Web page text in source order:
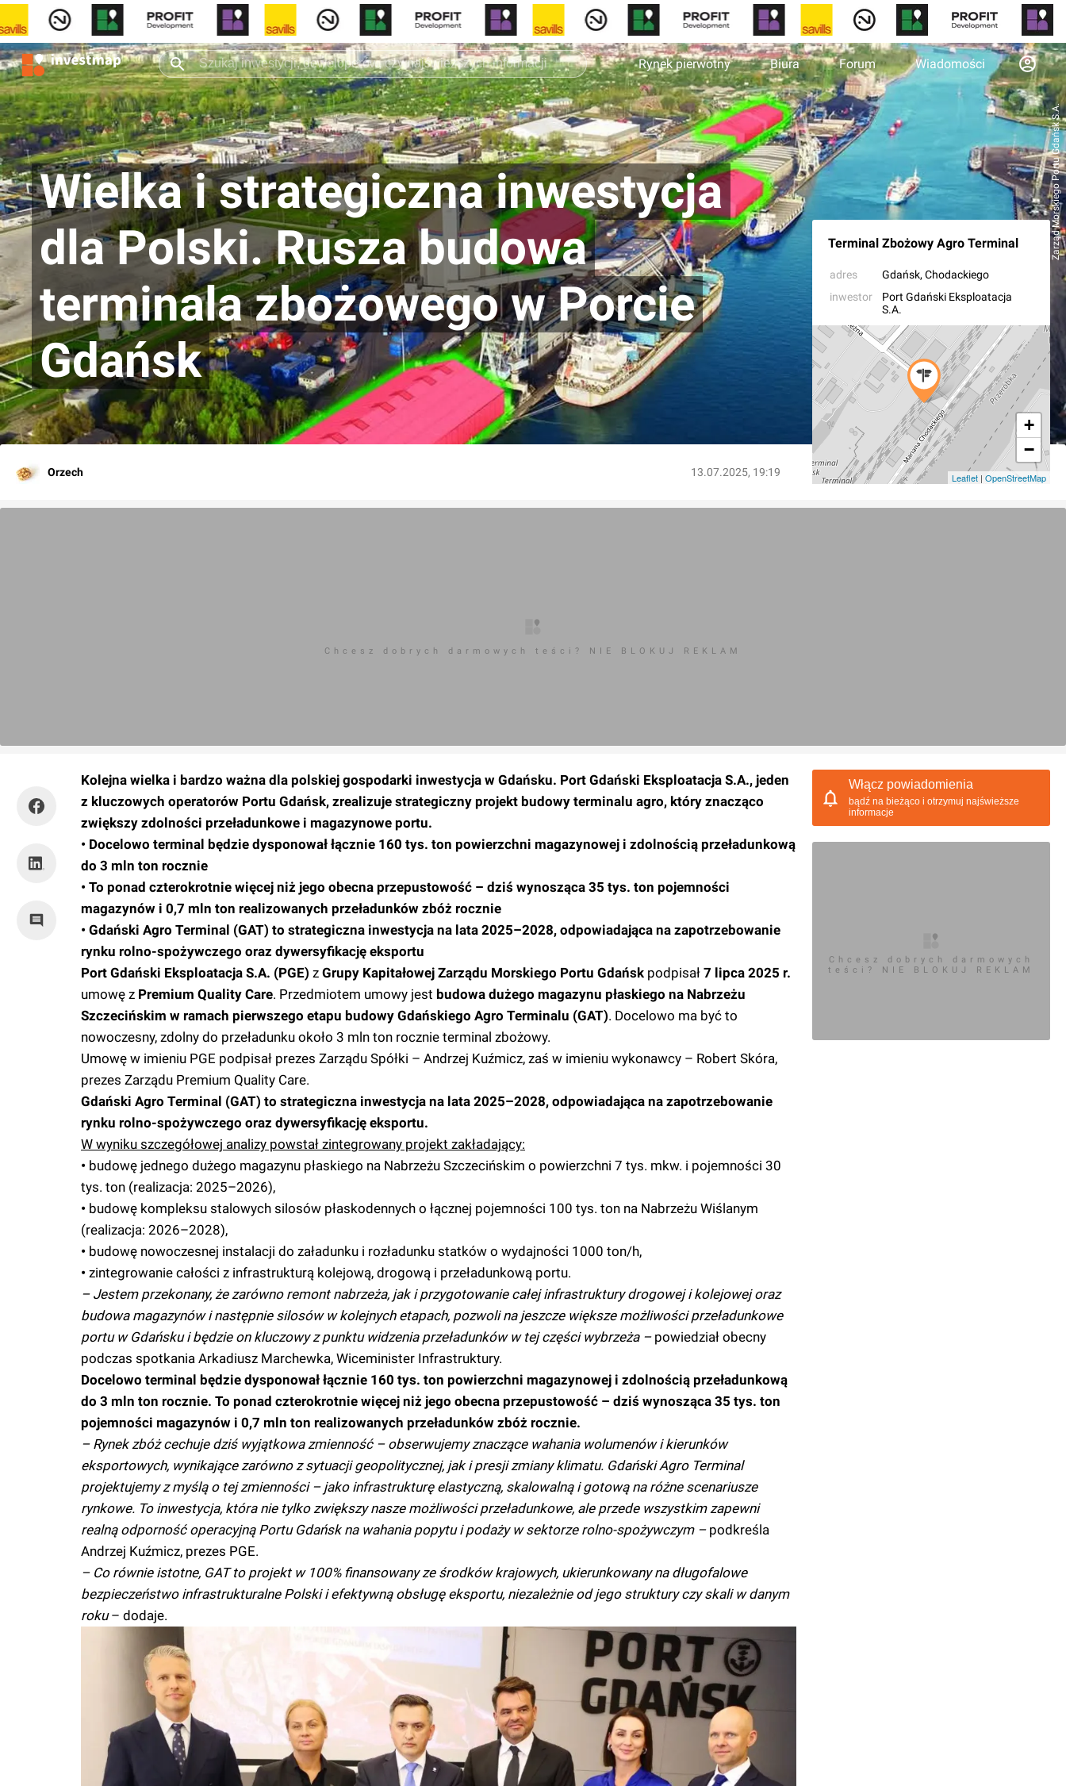
Rynek pierwotny Biura Forum Wiadomości
Zarząd Morskiego Portu Gdańsk S.A.
Wielka i strategiczna inwestycja
dla Polski. Rusza budowa
terminala zbożowego w Porcie
Gdańsk
Orzech 13.07.2025, 19:19
Terminal Zbożowy Agro Terminal
adres Gdańsk, Chodackiego
inwestor
Port Gdański Eksploatacja
S.A.
+
−
Leaflet | OpenStreetMap
Chcesz dobrych darmowych teści? NIE BLOKUJ REKLAM
Kolejna wielka i bardzo ważna dla polskiej gospodarki inwestycja w Gdańsku. Port Gdański Eksploatacja S.A., jeden
z kluczowych operatorów Portu Gdańsk, zrealizuje strategiczny projekt budowy terminalu agro, który znacząco
zwiększy zdolności przeładunkowe i magazynowe portu.
• Docelowo terminal będzie dysponował łącznie 160 tys. ton powierzchni magazynowej i zdolnością przeładunkową
do 3 mln ton rocznie
• To ponad czterokrotnie więcej niż jego obecna przepustowość – dziś wynosząca 35 tys. ton pojemności
magazynów i 0,7 mln ton realizowanych przeładunków zbóż rocznie
• Gdański Agro Terminal (GAT) to strategiczna inwestycja na lata 2025–2028, odpowiadająca na zapotrzebowanie
rynku rolno-spożywczego oraz dywersyfikację eksportu
Port Gdański Eksploatacja S.A. (PGE) z Grupy Kapitałowej Zarządu Morskiego Portu Gdańsk podpisał 7 lipca 2025 r.
umowę z Premium Quality Care. Przedmiotem umowy jest budowa dużego magazynu płaskiego na Nabrzeżu
Szczecińskim w ramach pierwszego etapu budowy Gdańskiego Agro Terminalu (GAT). Docelowo ma być to
nowoczesny, zdolny do przeładunku około 3 mln ton rocznie terminal zbożowy.
Umowę w imieniu PGE podpisał prezes Zarządu Spółki – Andrzej Kuźmicz, zaś w imieniu wykonawcy – Robert Skóra,
prezes Zarządu Premium Quality Care.
Gdański Agro Terminal (GAT) to strategiczna inwestycja na lata 2025–2028, odpowiadająca na zapotrzebowanie
rynku rolno-spożywczego oraz dywersyfikację eksportu.
W wyniku szczegółowej analizy powstał zintegrowany projekt zakładający:
• budowę jednego dużego magazynu płaskiego na Nabrzeżu Szczecińskim o powierzchni 7 tys. mkw. i pojemności 30
tys. ton (realizacja: 2025–2026),
• budowę kompleksu stalowych silosów płaskodennych o łącznej pojemności 100 tys. ton na Nabrzeżu Wiślanym
(realizacja: 2026–2028),
• budowę nowoczesnej instalacji do załadunku i rozładunku statków o wydajności 1000 ton/h,
• zintegrowanie całości z infrastrukturą kolejową, drogową i przeładunkową portu.
– Jestem przekonany, że zarówno remont nabrzeża, jak i przygotowanie całej infrastruktury drogowej i kolejowej oraz
budowa magazynów i następnie silosów w kolejnych etapach, pozwoli na jeszcze większe możliwości przeładunkowe
portu w Gdańsku i będzie on kluczowy z punktu widzenia przeładunków w tej części wybrzeża –powiedział obecny
podczas spotkania Arkadiusz Marchewka, Wiceminister Infrastruktury.
Docelowo terminal będzie dysponował łącznie 160 tys. ton powierzchni magazynowej i zdolnością przeładunkową
do 3 mln ton rocznie. To ponad czterokrotnie więcej niż jego obecna przepustowość – dziś wynosząca 35 tys. ton
pojemności magazynów i 0,7 mln ton realizowanych przeładunków zbóż rocznie.
– Rynek zbóż cechuje dziś wyjątkowa zmienność – obserwujemy znaczące wahania wolumenów i kierunków
eksportowych, wynikające zarówno z sytuacji geopolitycznej, jak i presji zmiany klimatu. Gdański Agro Terminal
projektujemy z myślą o tej zmienności – jako infrastrukturę elastyczną, skalowalną i gotową na różne scenariusze
rynkowe. To inwestycja, która nie tylko zwiększy nasze możliwości przeładunkowe, ale przede wszystkim zapewni
realną odporność operacyjną Portu Gdańsk na wahania popytu i podaży w sektorze rolno-spożywczym –podkreśla
Andrzej Kuźmicz, prezes PGE.
– Co równie istotne, GAT to projekt w 100% finansowany ze środków krajowych, ukierunkowany na długofalowe
bezpieczeństwo infrastrukturalne Polski i efektywną obsługę eksportu, niezależnie od jego struktury czy skali w danym
roku– dodaje.
Włącz powiadomienia
bądź na bieżąco i otrzymuj najświeższe
informacje
Chcesz dobrych darmowych
teści? NIE BLOKUJ REKLAM